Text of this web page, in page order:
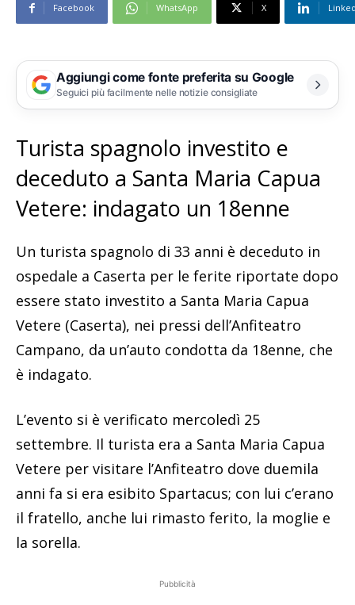
Facebook WhatsApp X
Aggiungi come fonte preferita su Google
Seguici più facilmente nelle notizie consigliate
Turista spagnolo investito e
deceduto a Santa Maria Capua
Vetere: indagato un 18enne
Un turista spagnolo di 33 anni è deceduto in
ospedale a Caserta per le ferite riportate dopo
essere stato investito a Santa Maria Capua
Vetere (Caserta), nei pressi dell’Anfiteatro
Campano, da un’auto condotta da 18enne, che
è indagato.
L’evento si è verificato mercoledì 25
settembre. Il turista era a Santa Maria Capua
Vetere per visitare l’Anfiteatro dove duemila
anni fa si era esibito Spartacus; con lui c’erano
il fratello, anche lui rimasto ferito, la moglie e
la sorella.
Pubblicità